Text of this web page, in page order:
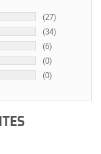
(27)
(34)
(6)
(0)
(0)